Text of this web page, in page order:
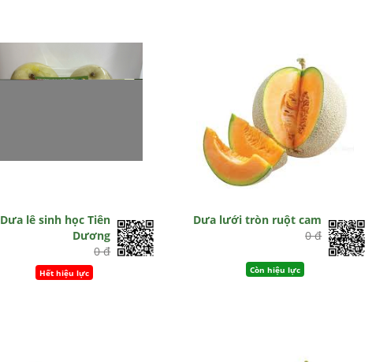
Dưa lê sinh học Tiên
Dương
0 đ
Hết hiệu lực
Dưa lưới tròn ruột cam
0 đ
Còn hiệu lực